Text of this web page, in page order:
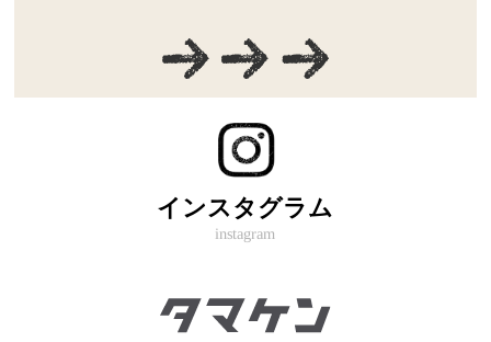
インスタグラム
instagram